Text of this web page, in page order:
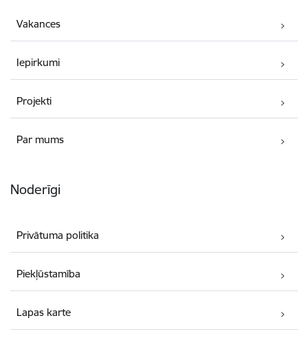
Vakances
Iepirkumi
Projekti
Par mums
Noderīgi
Privātuma politika
Piekļūstamība
Lapas karte